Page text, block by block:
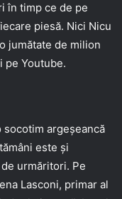
în timp ce de pe
piesă. Nici Nicu
jumătate de milion
pe Youtube.
socotim argeșeancă
este și
urmăritori. Pe
Lasconi, primar al